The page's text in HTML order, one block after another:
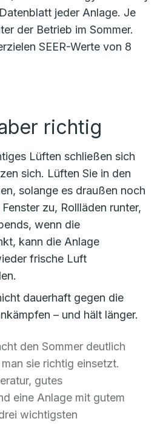
jeder Anlage. Je
der Betrieb im Sommer.
SEER-Werte von 8
richtig
Lüften schließen sich
sich. Lüften Sie in den
solange es draußen noch
zu, Rollläden runter,
wenn die
kann die Anlage
frische Luft
dauerhaft gegen die
– und hält länger.
den Sommer deutlich
sie richtig einsetzt.
gutes
eine Anlage mit gutem
wichtigsten